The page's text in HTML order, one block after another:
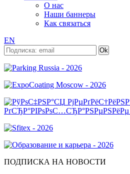
О нас
Наши баннеры
Как связаться
EN
ПОДПИСКА НА НОВОСТИ